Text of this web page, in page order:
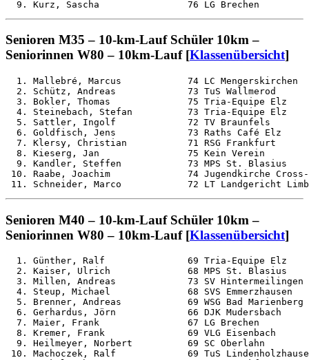
Senioren M35 – 10-km-Lauf Schüler 10km –
Seniorinnen W80 – 10km-Lauf [Klassenübersicht]
1. Mallebré, Marcus            74 LC Mengerskirchen
2. Schütz, Andreas             73 TuS Wallmerod
3. Bokler, Thomas              75 Tria-Equipe Elz
4. Steinebach, Stefan          73 Tria-Equipe Elz
5. Sattler, Ingolf             72 TV Braunfels
6. Goldfisch, Jens             73 Raths Café Elz
7. Klersy, Christian           71 RSG Frankfurt
8. Kieserg, Jan                75 Kein Verein
9. Kandler, Steffen            73 MPS St. Blasius
10. Raabe, Joachim              74 Jugendkirche
Senioren M40 – 10-km-Lauf Schüler 10km –
Seniorinnen W80 – 10km-Lauf [Klassenübersicht]
1. Günther, Ralf               69 Tria-Equipe Elz
2. Kaiser, Ulrich              68 MPS St. Blasius
3. Millen, Andreas             73 SV Hintermeilingen
4. Steup, Michael              68 SVS Emmerzhausen
5. Brenner, Andreas            69 WSG Bad Marienberg
6. Gerhardus, Jörn             66 DJK Mudersbach
7. Maier, Frank                67 LG Brechen
8. Kremer, Frank               69 VLG Eisenbach
9. Heilmeyer, Norbert          69 SC Oberlahn
10. Machoczek, Ralf             69 TuS